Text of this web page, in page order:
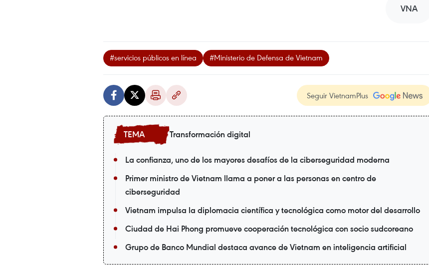
VNA
#servicios públicos en línea #Ministerio de Defensa de Vietnam
Seguir VietnamPlus
Transformación digital
La confianza, uno de los mayores desafíos de la ciberseguridad moderna
Primer ministro de Vietnam llama a poner a las personas en centro de
ciberseguridad
Vietnam impulsa la diplomacia científica y tecnológica como motor del desarrollo
Ciudad de Hai Phong promueve cooperación tecnológica con socio sudcoreano
Grupo de Banco Mundial destaca avance de Vietnam en inteligencia artificial